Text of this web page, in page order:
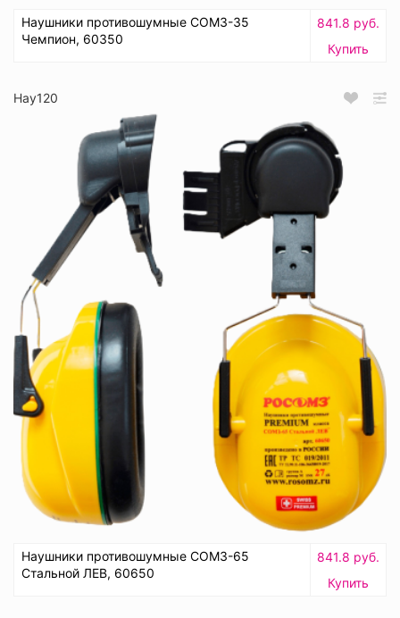
Наушники противошумные СОМЗ-35
Чемпион, 60350
841.8 руб.
Купить
Нау120
Наушники противошумные СОМЗ-65
Стальной ЛЕВ, 60650
841.8 руб.
Купить